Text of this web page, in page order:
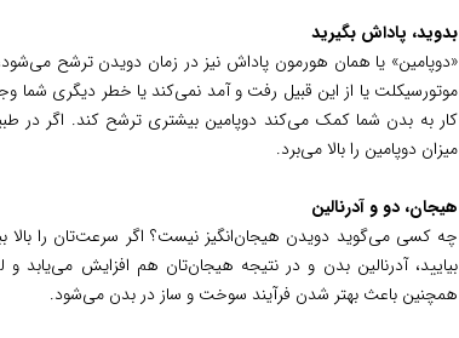
بدوید، پاداش بگیرید
«دوپامین» یا همان هورمون پاداش نیز در زمان دویدن ترشح
موتورسیکلت یا از این قبیل رفت و آمد نمی‌کند یا خطر دیگری شما
کار به بدن شما کمک می‌کند دوپامین بیشتری ترشح کند. اگر
میزان دوپامین را بالا می‌برد.
هیجان، دو و آدرنالین
چه کسی می‌گوید دویدن هیجان‌انگیز نیست؟ اگر سرعت‌تان را بالا
بیایید، آدرنالین بدن و در نتیجه هیجان‌تان هم افزایش
همچنین باعث بهتر شدن فرآیند سوخت و ساز در بدن می‌شود.